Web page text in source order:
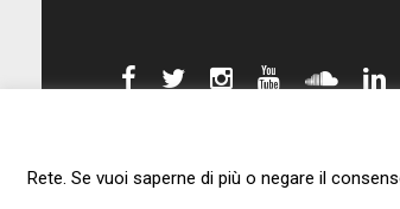
Rete. Se vuoi saperne di più o negare il